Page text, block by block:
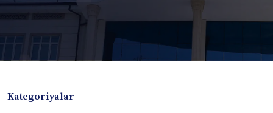
Kategoriyalar